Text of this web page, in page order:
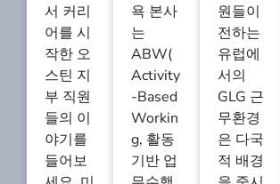
서 커리
어를 시
작한 오
스틴 지
부 직원
들의 이
야기를
들어보
욕 본사
는
ABW(
Activity
-Based
Workin
g, 활동
기반 업
원들이
전하는
유럽에
서의
GLG 근
무환경
은 다국
적 배경